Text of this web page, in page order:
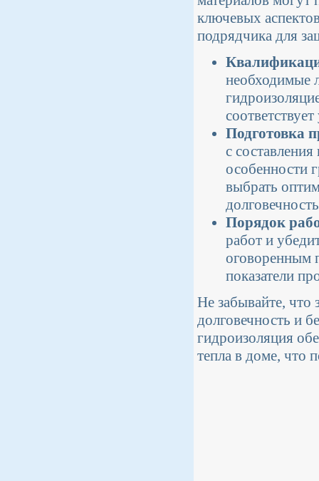
ключевых
подрядчика для
необходимые
Подготовка
с
особенности
выбрать
Порядок
работ и
оговоренным
показатели
Не забывайте, что
долговечность и
гидроизоляция
тепла в доме, что